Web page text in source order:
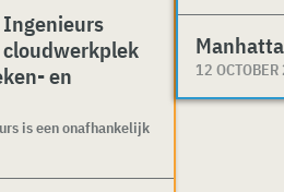
Ingenieurs
en
is een onafhankelijk
12